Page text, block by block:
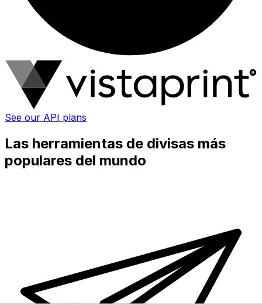
See our API plans
Las herramientas de divisas más
populares del mundo